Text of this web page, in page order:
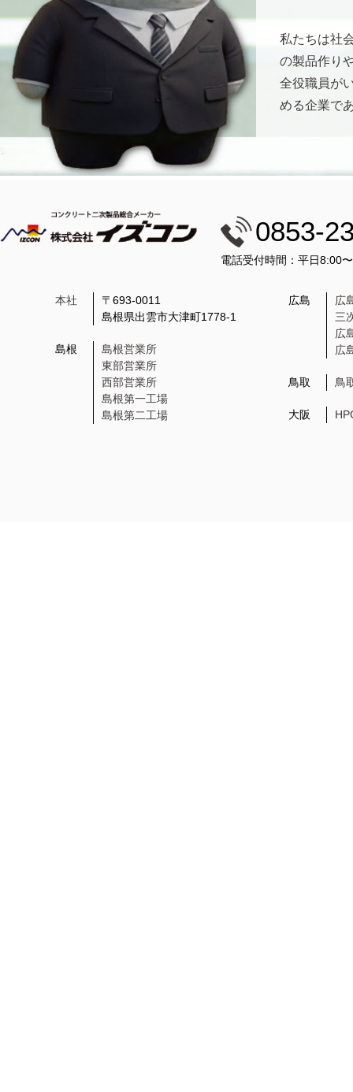
私たちは社
の製品作り
全役職員が
める企業で
0853-
電話受付時間：平日8:00
本社
〒693-0011
島根県出雲市大津町1778-1
島根
島根営業所
東部営業所
西部営業所
島根第一工場
島根第二工場
広島
広
三
広
広
鳥取 鳥
大阪